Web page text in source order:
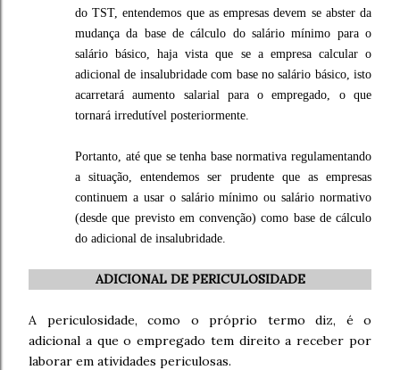
do TST, entendemos que as empresas devem se abster da
mudança da base de cálculo do salário mínimo para o
salário básico, haja vista que se a empresa calcular o
adicional de insalubridade com base no salário básico, isto
acarretará aumento salarial para o empregado, o que
tornará irredutível posteriormente.
Portanto, até que se tenha base normativa regulamentando
a situação, entendemos ser prudente que as empresas
continuem a usar o salário mínimo ou salário normativo
(desde que previsto em convenção) como base de cálculo
do adicional de insalubridade.
ADICIONAL DE PERICULOSIDADE
A periculosidade, como o próprio termo diz, é o
adicional a que o empregado tem direito a receber por
laborar em atividades periculosas.